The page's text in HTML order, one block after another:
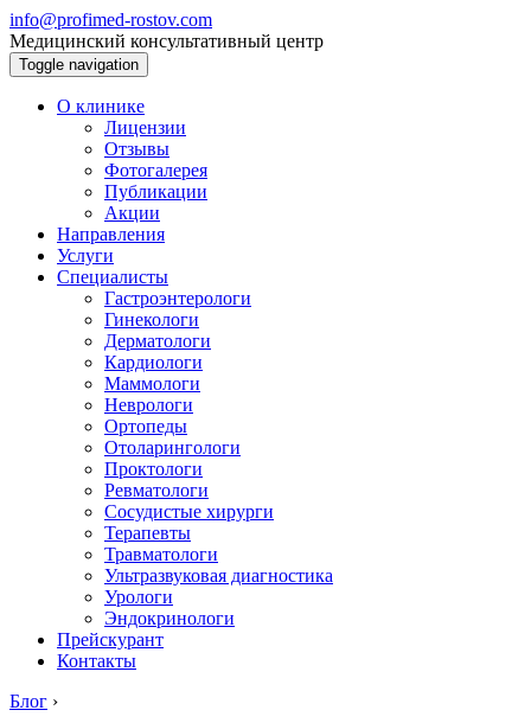
info@profimed-rostov.com
Медицинский консультативный центр
Toggle navigation
О клинике
Лицензии
Отзывы
Фотогалерея
Публикации
Акции
Направления
Услуги
Специалисты
Гастроэнтерологи
Гинекологи
Дерматологи
Кардиологи
Маммологи
Неврологи
Ортопеды
Отоларингологи
Проктологи
Ревматологи
Сосудистые хирурги
Терапевты
Травматологи
Ультразвуковая диагностика
Урологи
Эндокринологи
Прейскурант
Контакты
Блог ›